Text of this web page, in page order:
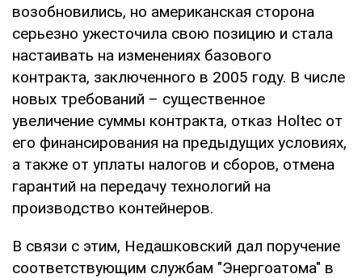
возобновились, но американская сторона
серьезно ужесточила свою позицию и стала
настаивать на изменениях базового
контракта, заключенного в 2005 году. В числе
новых требований – существенное
увеличение суммы контракта, отказ Holtec от
его финансирования на предыдущих условиях,
а также от уплаты налогов и сборов, отмена
гарантий на передачу технологий на
производство контейнеров.
В связи с этим, Недашковский дал поручение
соответствующим службам "Энергоатома" в